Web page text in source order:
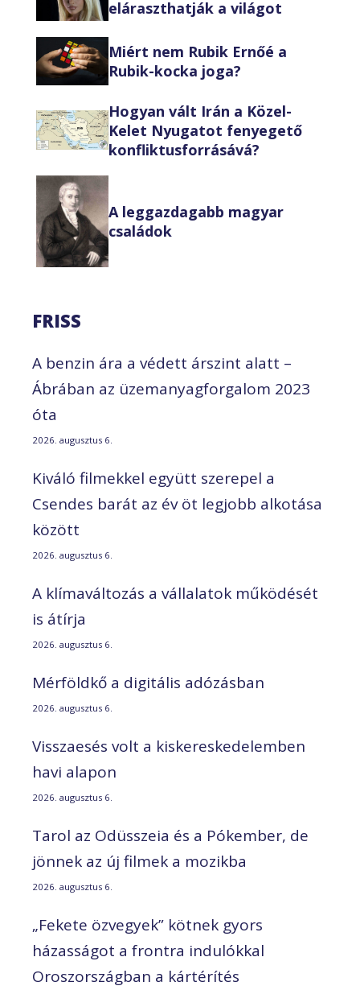
eláraszthatják a világot
Miért nem Rubik Ernőé a
Rubik-kocka joga?
Hogyan vált Irán a Közel-
Kelet Nyugatot fenyegető
konfliktusforrásává?
A leggazdagabb magyar
családok
FRISS
A benzin ára a védett árszint alatt –
Ábrában az üzemanyagforgalom 2023
óta
2026. augusztus 6.
Kiváló filmekkel együtt szerepel a
Csendes barát az év öt legjobb alkotása
között
2026. augusztus 6.
A klímaváltozás a vállalatok működését
is átírja
2026. augusztus 6.
Mérföldkő a digitális adózásban
2026. augusztus 6.
Visszaesés volt a kiskereskedelemben
havi alapon
2026. augusztus 6.
Tarol az Odüsszeia és a Pókember, de
jönnek az új filmek a mozikba
2026. augusztus 6.
„Fekete özvegyek” kötnek gyors
házasságot a frontra indulókkal
Oroszországban a kártérítés